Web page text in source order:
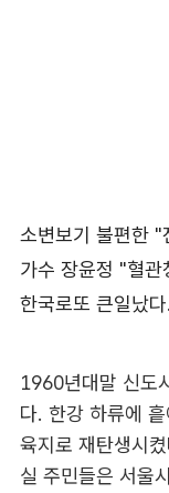
1960년대말 신도
다. 한강 하류에
육지로 재탄생시
실 주민들은 서울